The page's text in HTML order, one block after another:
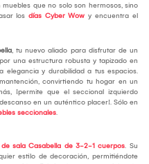
que no solo son hermosos, sino
los días Cyber Wow y encuentra el
, tu nuevo aliado para disfrutar de un
una estructura robusta y tapizado en
elegancia y durabilidad a tus espacios.
convirtiendo tu hogar en un
¡permite que el seccional izquierdo
en un auténtico placer!. Sólo en
seccionales.
de sala Casabella de 3-2-1 cuerpos. Su
estilo de decoración, permitiéndote